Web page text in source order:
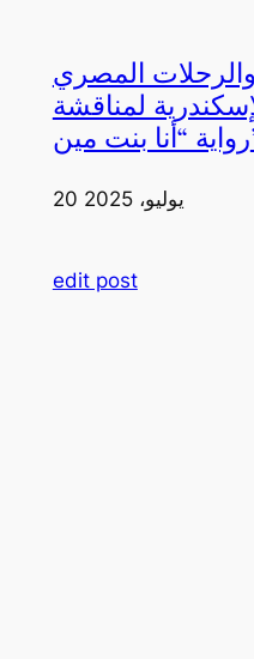
المصري
لمناقشة
20 يوليو، 2025
edit post